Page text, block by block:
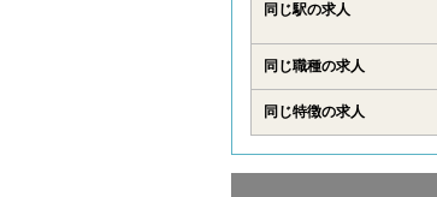
同じ駅の求人
同じ職種の求人
同じ特徴の求人